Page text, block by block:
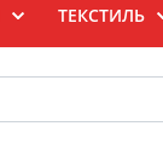
ТЕКСТИЛЬ